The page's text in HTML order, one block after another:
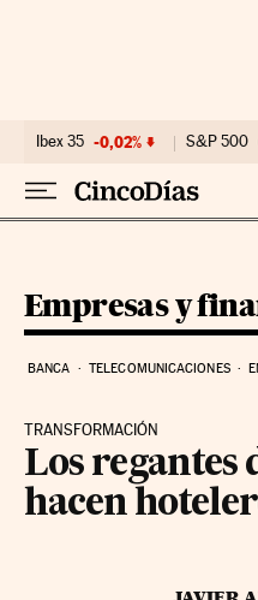
Ibex 35 -0,02% S&P 500
Empresas y
BANCA TELECOMUNICACIONES
TRANSFORMACIÓN
Los regantes
hacen